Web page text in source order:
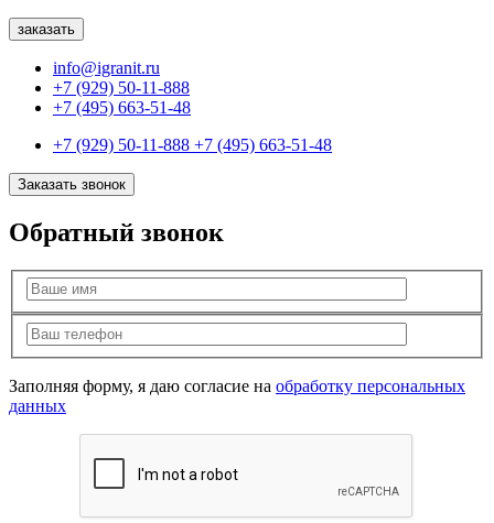
info@igranit.ru
+7 (929) 50-11-888
+7 (495) 663-51-48
+7 (929) 50-11-888 +7 (495) 663-51-48
Заказать звонок
Обратный звонок
Заполняя форму, я даю согласие на обработку персональных
данных